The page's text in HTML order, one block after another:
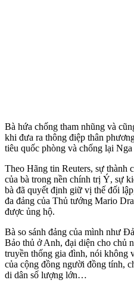
Bà hứa chống tham nhũng và
khi đưa ra thông điệp thân
tiêu quốc phòng và chống lại
Theo Hãng tin Reuters, sự thành
của bà trong nền chính trị Ý, sự
bà đã quyết định giữ vị thế đối
đa đảng của Thủ tướng Mario
được ủng hộ.
Bà so sánh đảng của mình như
Bảo thủ ở Anh, đại diện cho chủ
truyền thống gia đình, nói không
của cộng đồng người đồn‌g tín‌h,
di dân số lượng lớn…